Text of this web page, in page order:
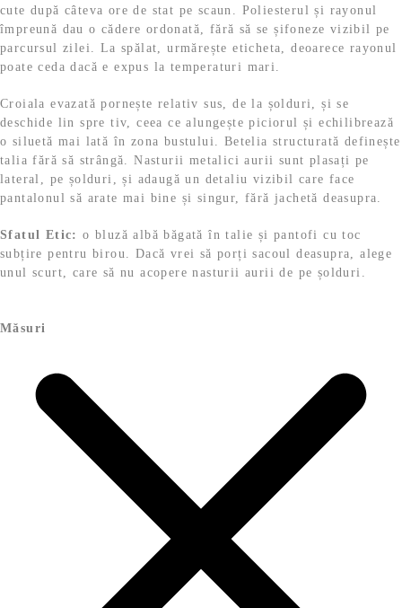
,
9
9
e
i
.
9
l
e
.
cute după câteva ore de stat pe scaun. Poliesterul și rayonul
împreună dau o cădere ordonată, fără să se șifoneze vizibil pe
parcursul zilei. La spălat, urmărește eticheta, deoarece rayonul
poate ceda dacă e expus la temperaturi mari.
Croiala evazată pornește relativ sus, de la șolduri, și se
deschide lin spre tiv, ceea ce alungește piciorul și echilibrează
o siluetă mai lată în zona bustului. Betelia structurată definește
talia fără să strângă. Nasturii metalici aurii sunt plasați pe
lateral, pe șolduri, și adaugă un detaliu vizibil care face
pantalonul să arate mai bine și singur, fără jachetă deasupra.
Sfatul Etic: o bluză albă băgată în talie și pantofi cu toc
subțire pentru birou. Dacă vrei să porți sacoul deasupra, alege
unul scurt, care să nu acopere nasturii aurii de pe șolduri.
Măsuri